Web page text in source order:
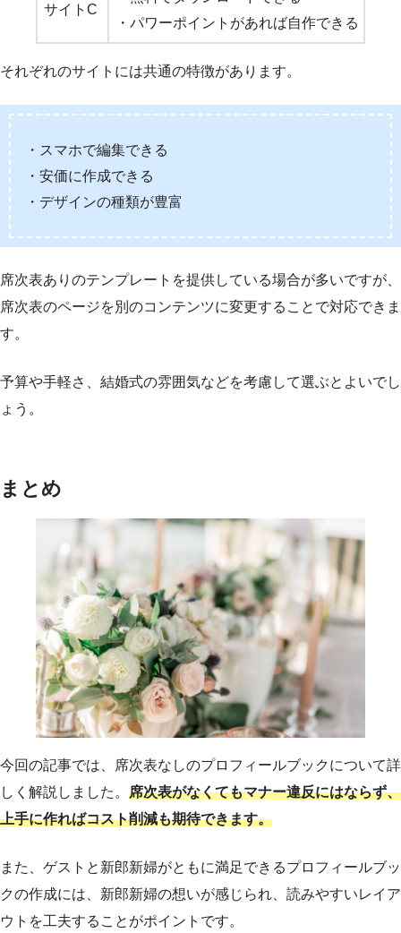
サイトC
・パワーポイントがあれば自作できる
それぞれのサイトには共通の特徴があります。
・スマホで編集できる
・安価に作成できる
・デザインの種類が豊富
席次表ありのテンプレートを提供している場合が多いですが、
席次表のページを別のコンテンツに変更することで対応できま
す。
予算や手軽さ、結婚式の雰囲気などを考慮して選ぶとよいでし
ょう。
まとめ
今回の記事では、席次表なしのプロフィールブックについて詳
しく解説しました。 席次表がなくてもマナー違反にはならず、
上手に作ればコスト削減も期待できます。
また、ゲストと新郎新婦がともに満足できるプロフィールブッ
クの作成には、新郎新婦の想いが感じられ、読みやすいレイア
ウトを工夫することがポイントです。